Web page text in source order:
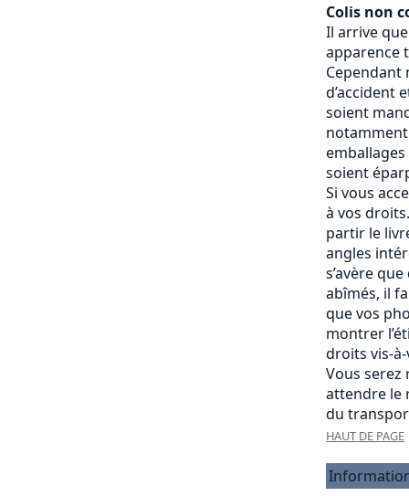
Colis non
Il arrive
apparence
Cependant
d’accident
soient
emballages
soient
Si vous
à vos
partir le
angles
s’avère
abîmés, il
que vos
montrer
droits vis-
Vous serez
attendre le
du
HAUT DE PAGE